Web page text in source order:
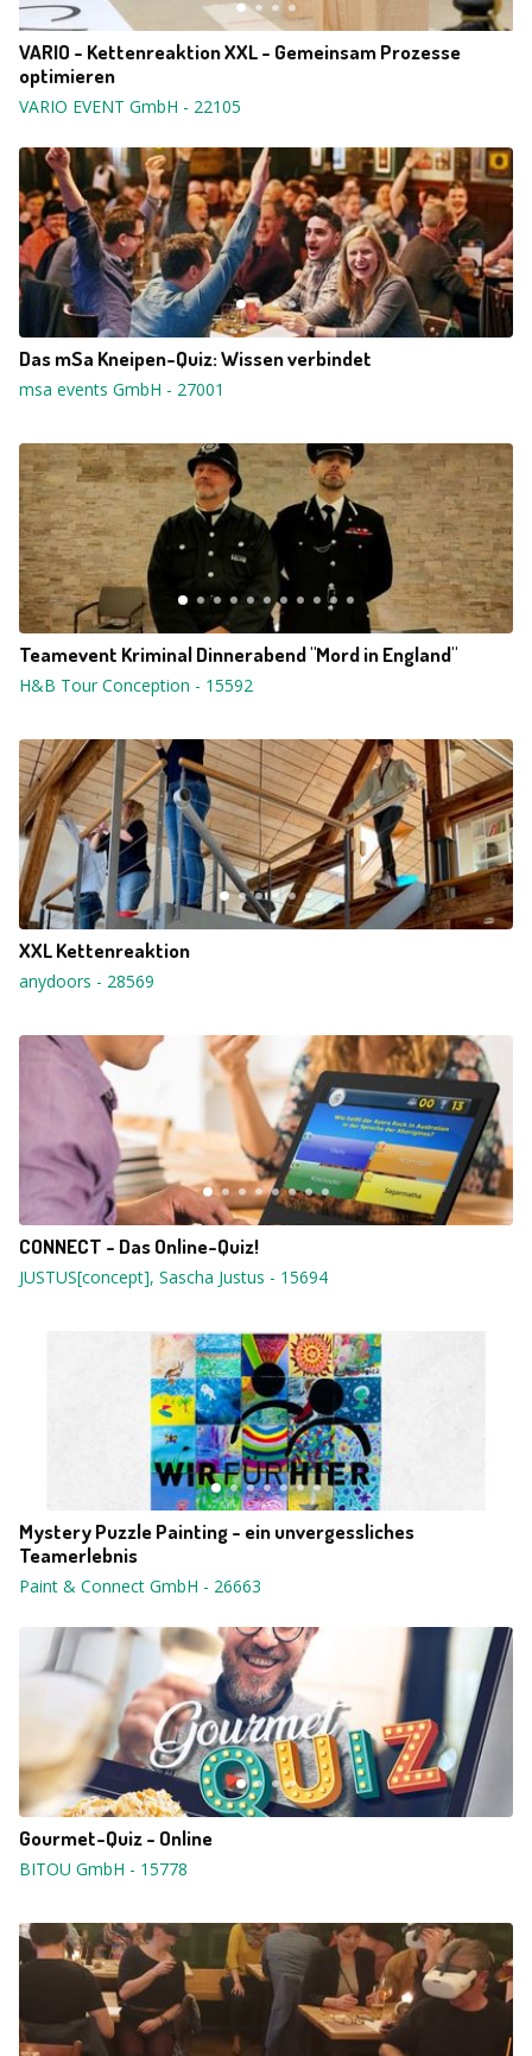
VARIO - Kettenreaktion XXL - Gemeinsam Prozesse
optimieren
VARIO EVENT GmbH - 22105
Das mSa Kneipen-Quiz: Wissen verbindet
msa events GmbH - 27001
Teamevent Kriminal Dinnerabend "Mord in England"
H&B Tour Conception - 15592
XXL Kettenreaktion
anydoors - 28569
CONNECT - Das Online-Quiz!
JUSTUS[concept], Sascha Justus - 15694
Mystery Puzzle Painting - ein unvergessliches
Teamerlebnis
Paint & Connect GmbH - 26663
Gourmet-Quiz - Online
BITOU GmbH - 15778